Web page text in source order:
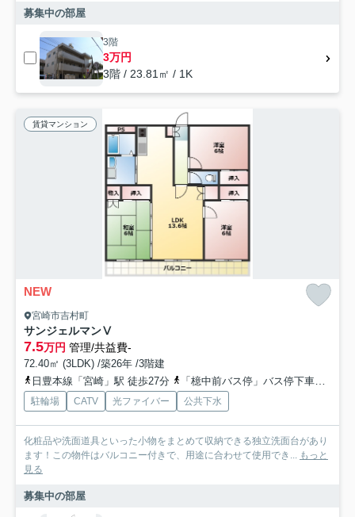
募集中の部屋
3階
3万円
3階 / 23.81㎡ / 1K
賃貸マンション
NEW
宮崎市吉村町
サンジェルマンⅤ
7.5万円 管理/共益費-
72.40㎡ (3LDK) /築26年 /3階建
日豊本線「宮崎」駅 徒歩27分
「檍中前バス停」バス停下車 徒歩4分
駐輪場 CATV 光ファイバー 公共下水
化粧品や洗面道具といった小物をまとめて収納できる独立洗面台があり
ます！この物件はバルコニー付きで、用途に合わせて使用でき...
もっと
見る
募集中の部屋